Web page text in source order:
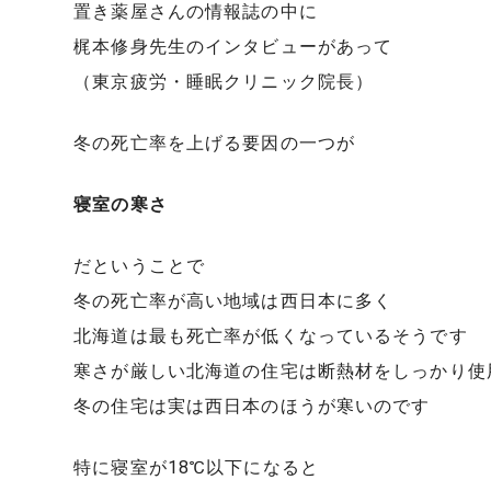
置き薬屋さんの情報誌の中に
梶本修身先生のインタビューがあって
（東京疲労・睡眠クリニック院長）
冬の死亡率を上げる要因の一つが
寝室の寒さ
だということで
冬の死亡率が高い地域は西日本に多く
北海道は最も死亡率が低くなっているそうです
寒さが厳しい北海道の住宅は断熱材をしっかり
冬の住宅は実は西日本のほうが寒いのです
特に寝室が18℃以下になると